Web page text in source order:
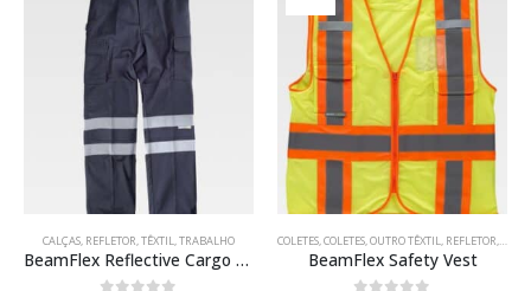
CALÇAS, REFLETOR,TÊXTIL,TRABALHO
BeamFlex Reflective Cargo Trousers
COLETES,COLETES,OUTRO TÊXTIL, REFLETOR,
BeamFlex Safety Vest